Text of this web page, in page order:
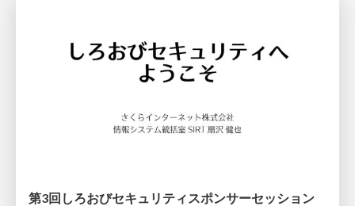
第3回しろおびセキュリティスポンサーセッション